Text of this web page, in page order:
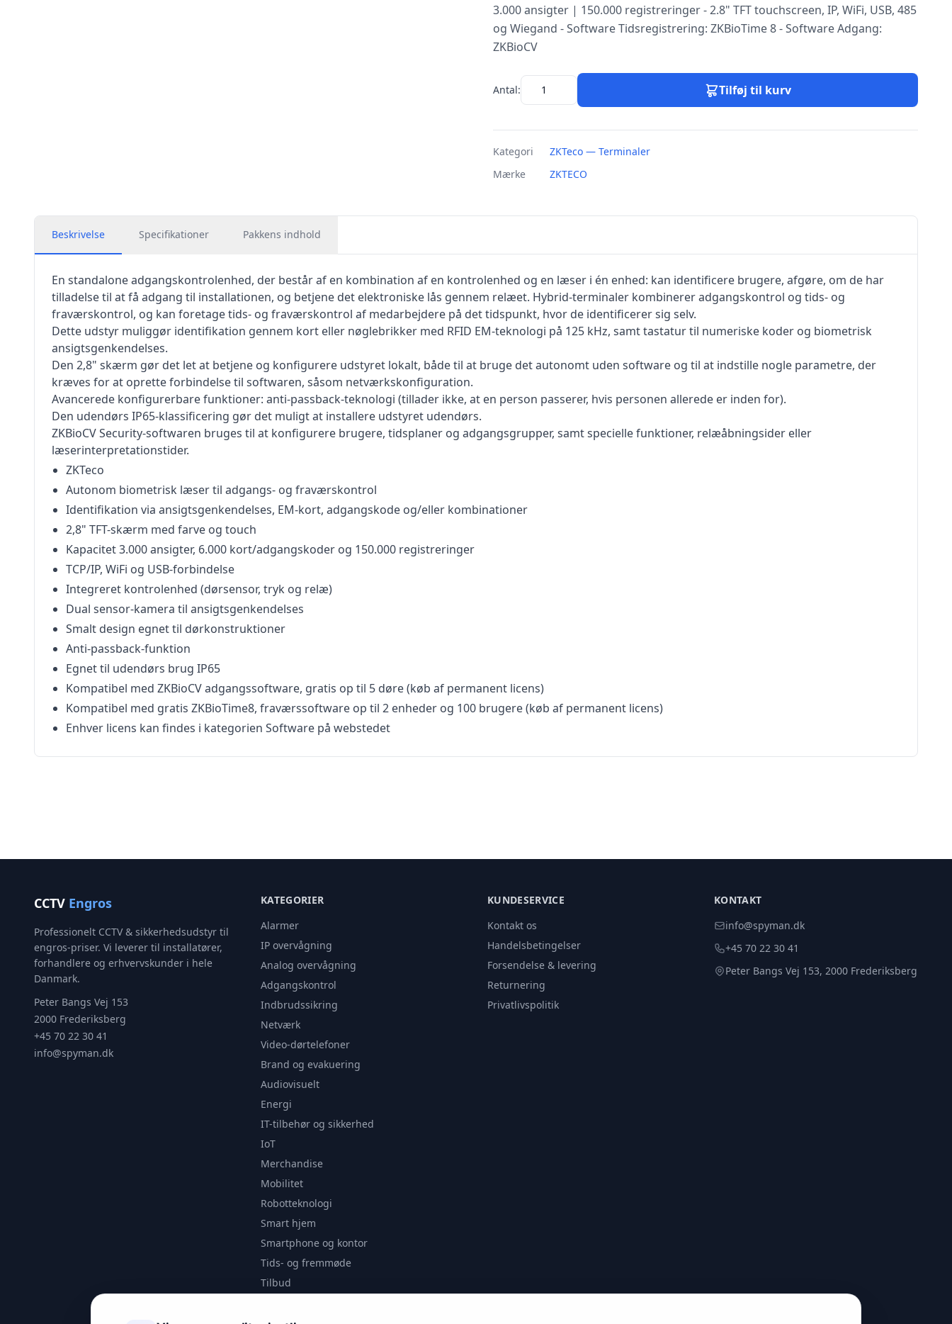
3.000 ansigter | 150.000 registreringer - 2.8" TFT touchscreen, IP, WiFi, USB, 485
og Wiegand - Software Tidsregistrering: ZKBioTime 8 - Software Adgang:
ZKBioCV
Antal: Tilføj til kurv
Kategori
ZKTeco — Terminaler
Mærke
ZKTECO
Beskrivelse Specifikationer Pakkens indhold
En standalone adgangskontrolenhed, der består af en kombination af en kontrolenhed og en læser i én enhed: kan identificere brugere, afgøre, om de har
tilladelse til at få adgang til installationen, og betjene det elektroniske lås gennem relæet. Hybrid-terminaler kombinerer adgangskontrol og tids- og
fraværskontrol, og kan foretage tids- og fraværskontrol af medarbejdere på det tidspunkt, hvor de identificerer sig selv.
Dette udstyr muliggør identifikation gennem kort eller nøglebrikker med RFID EM-teknologi på 125 kHz, samt tastatur til numeriske koder og biometrisk
ansigtsgenkendelses.
Den 2,8" skærm gør det let at betjene og konfigurere udstyret lokalt, både til at bruge det autonomt uden software og til at indstille nogle parametre, der
kræves for at oprette forbindelse til softwaren, såsom netværkskonfiguration.
Avancerede konfigurerbare funktioner: anti-passback-teknologi (tillader ikke, at en person passerer, hvis personen allerede er inden for).
Den udendørs IP65-klassificering gør det muligt at installere udstyret udendørs.
ZKBioCV Security-softwaren bruges til at konfigurere brugere, tidsplaner og adgangsgrupper, samt specielle funktioner, relæåbningsider eller
læserinterpretationstider.
ZKTeco
Autonom biometrisk læser til adgangs- og fraværskontrol
Identifikation via ansigtsgenkendelses, EM-kort, adgangskode og/eller kombinationer
2,8" TFT-skærm med farve og touch
Kapacitet 3.000 ansigter, 6.000 kort/adgangskoder og 150.000 registreringer
TCP/IP, WiFi og USB-forbindelse
Integreret kontrolenhed (dørsensor, tryk og relæ)
Dual sensor-kamera til ansigtsgenkendelses
Smalt design egnet til dørkonstruktioner
Anti-passback-funktion
Egnet til udendørs brug IP65
Kompatibel med ZKBioCV adgangssoftware, gratis op til 5 døre (køb af permanent licens)
Kompatibel med gratis ZKBioTime8, fraværssoftware op til 2 enheder og 100 brugere (køb af permanent licens)
Enhver licens kan findes i kategorien Software på webstedet
CCTV Engros
Professionelt CCTV & sikkerhedsudstyr til
engros-priser. Vi leverer til installatører,
forhandlere og erhvervskunder i hele
Danmark.
Peter Bangs Vej 153
2000 Frederiksberg
+45 70 22 30 41
info@spyman.dk
KATEGORIER
Alarmer
IP overvågning
Analog overvågning
Adgangskontrol
Indbrudssikring
Netværk
Video-dørtelefoner
Brand og evakuering
Audiovisuelt
Energi
IT-tilbehør og sikkerhed
IoT
Merchandise
Mobilitet
Robotteknologi
Smart hjem
Smartphone og kontor
Tids- og fremmøde
Tilbud
KUNDESERVICE
Kontakt os
Handelsbetingelser
Forsendelse & levering
Returnering
Privatlivspolitik
KONTAKT
info@spyman.dk
+45 70 22 30 41
Peter Bangs Vej 153, 2000 Frederiksberg